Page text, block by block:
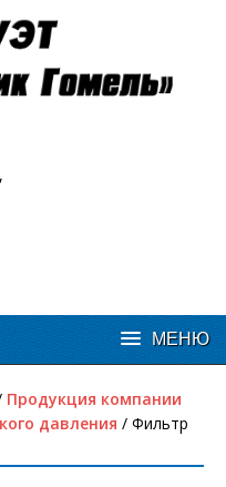
Продукция компании
давления / Фильтр